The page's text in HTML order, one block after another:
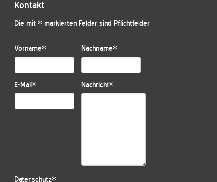
Kontakt
Die mit * markierten Felder sind Pflichtfelder
Vorname* Nachname*
E-Mail* Nachricht*
Datenschutz*